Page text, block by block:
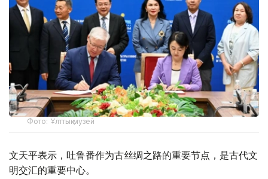
Фото: Ұлттық музей
文天平表示，吐鲁番作为古丝绸之路的重要节点，是古代文
明交汇的重要中心。